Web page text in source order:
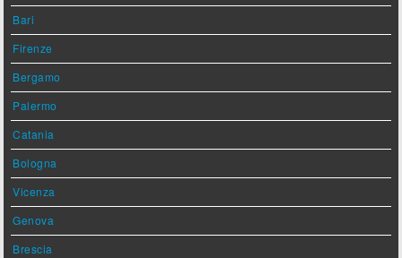
Bari
Firenze
Bergamo
Palermo
Catania
Bologna
Vicenza
Genova
Brescia